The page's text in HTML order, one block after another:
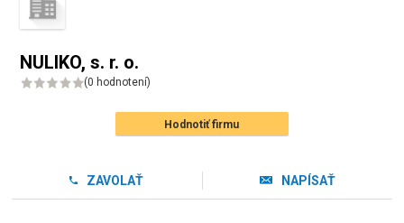
NULIKO, s. r. o.
(0 hodnotení)
Hodnotiť firmu
ZAVOLAŤ NAPÍSAŤ